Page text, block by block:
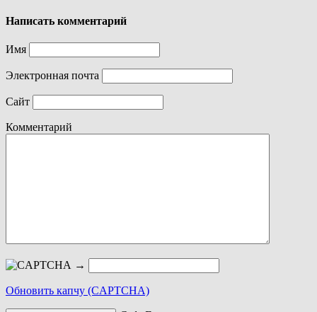
Написать комментарий
Имя
Электронная почта
Сайт
Комментарий
→
Обновить капчу (CAPTCHA)